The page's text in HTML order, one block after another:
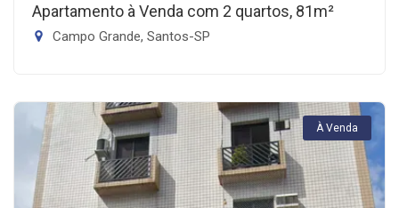
Apartamento à Venda com 2 quartos, 81m²
Campo Grande, Santos-SP
À Venda